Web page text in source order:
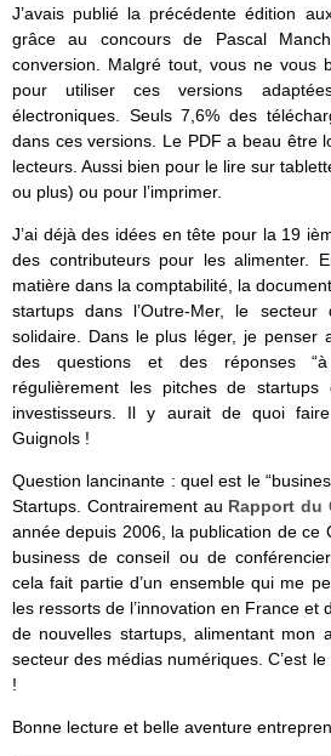
J’avais publié la précédente édition
grâce au concours de Pascal
conversion. Malgré tout, vous ne vous
pour utiliser ces versions
électroniques. Seuls 7,6% des
dans ces versions. Le PDF a beau être
lecteurs. Aussi bien pour le lire sur
ou plus) ou pour l’imprimer.
J’ai déjà des idées en tête pour la 19
des contributeurs pour les alimenter.
matière dans la comptabilité, la
startups dans l’Outre-Mer, le secteur
solidaire. Dans le plus léger, je penser
des questions et des réponses
régulièrement les pitches de
investisseurs. Il y aurait de quoi
Guignols !
Question lancinante : quel est le
Startups. Contrairement au Rapport du
année depuis 2006, la publication de ce
business de conseil ou de
cela fait partie d’un ensemble qui me
les ressorts de l’innovation en France et
de nouvelles startups, alimentant mon
secteur des médias numériques. C’est
!
Bonne lecture et belle aventure